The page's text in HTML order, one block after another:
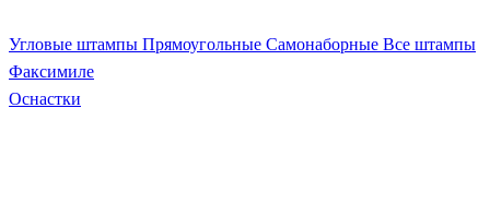
Угловые штампы Прямоугольные Самонаборные Все штампы
Факсимиле
Оснастки